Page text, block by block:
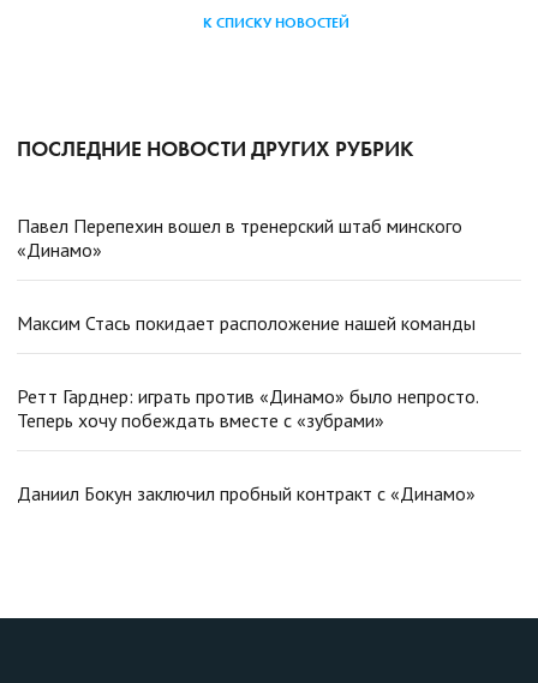
К СПИСКУ НОВОСТЕЙ
ПОСЛЕДНИЕ НОВОСТИ ДРУГИХ РУБРИК
Павел Перепехин вошел в тренерский штаб минского
«Динамо»
Максим Стась покидает расположение нашей команды
Ретт Гарднер: играть против «Динамо» было непросто.
Теперь хочу побеждать вместе с «зубрами»
Даниил Бокун заключил пробный контракт с «Динамо»